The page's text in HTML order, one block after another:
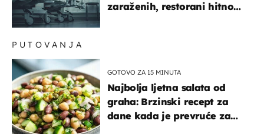
zaraženih, restorani hitno
PUTOVANJA
GOTOVO ZA 15 MINUTA
Najbolja ljetna salata od
graha: Brzinski recept za
dane kada je prevruće za